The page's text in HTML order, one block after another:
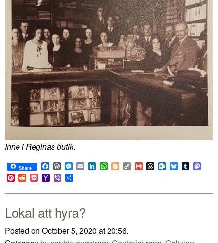
Inne i Reginas butik.
Share Facebook
WordPress
Messenger
EmailLinkedIn
WhatsApp
BloggerCopy
Link
GmailThreadsOutlook.com
BlueskyTumblr
Pinterest
RedditPocketYahoo
Mail
Viber
Lokal att hyra?
Posted on October 5, 2020 at 20:56.